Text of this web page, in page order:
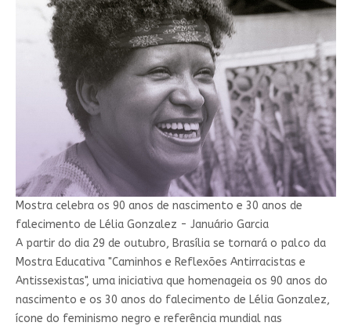
Mostra celebra os 90 anos de nascimento e 30 anos de
falecimento de Lélia Gonzalez - Januário Garcia
A partir do dia 29 de outubro, Brasília se tornará o palco da
Mostra Educativa "Caminhos e Reflexões Antirracistas e
Antissexistas", uma iniciativa que homenageia os 90 anos do
nascimento e os 30 anos do falecimento de Lélia Gonzalez,
ícone do feminismo negro e referência mundial nas